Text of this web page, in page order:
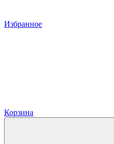
Избранное
Корзина